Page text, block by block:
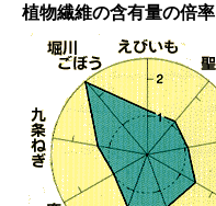
植物繊維の含有量の倍率